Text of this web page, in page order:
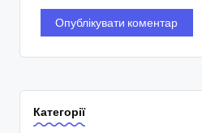
Категорії